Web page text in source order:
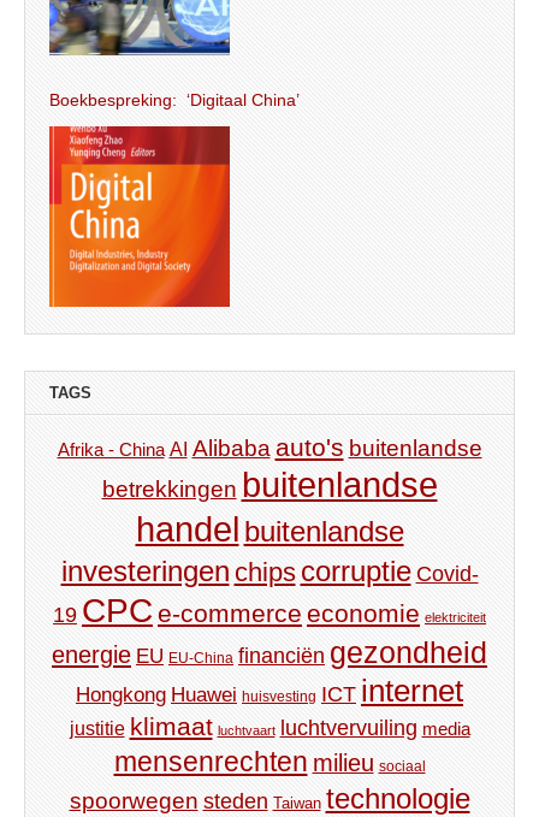
Boekbespreking: ‘Digitaal China’
TAGS
Afrika - China AI Alibaba auto's buitenlandse
betrekkingen buitenlandse
handel buitenlandse
investeringen chips corruptie Covid-
19 CPC e-commerce economie elektriciteit
energie EU EU-China financiën gezondheid
Hongkong Huawei huisvesting ICT internet
justitie klimaat luchtvaart luchtvervuiling media
mensenrechten milieu sociaal
spoorwegen steden Taiwan technologie